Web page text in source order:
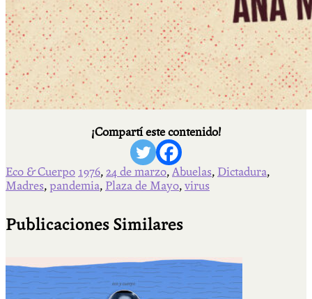
¡Compartí este contenido!
Eco & Cuerpo 1976, 24 de marzo, Abuelas, Dictadura,
Madres, pandemia, Plaza de Mayo, virus
Publicaciones Similares